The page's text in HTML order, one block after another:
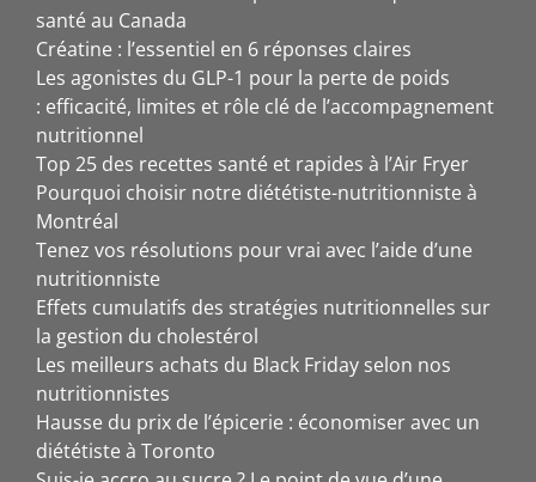
santé au Canada
Créatine : l’essentiel en 6 réponses claires
Les agonistes du GLP-1 pour la perte de poids
: efficacité, limites et rôle clé de l’accompagnement
nutritionnel
Top 25 des recettes santé et rapides à l’Air Fryer
Pourquoi choisir notre diététiste-nutritionniste à
Montréal
Tenez vos résolutions pour vrai avec l’aide d’une
nutritionniste
Effets cumulatifs des stratégies nutritionnelles sur
la gestion du cholestérol
Les meilleurs achats du Black Friday selon nos
nutritionnistes
Hausse du prix de l’épicerie : économiser avec un
diététiste à Toronto